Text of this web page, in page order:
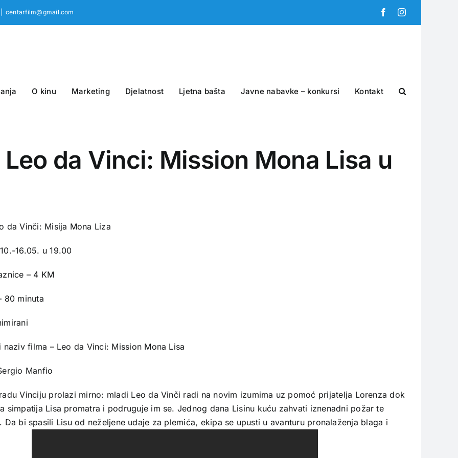
centarfilm@gmail.com FacebookInstagram
O kinu Marketing Djelatnost Ljetna bašta Javne nabavke – konkursi Kontakt
Leo da Vinci: Mission Mona Lisa u
da Vinči: Misija Mona Liza
16.05. u 19.00
– 4 KM
80 minuta
naziv filma – Leo da Vinci: Mission Mona Lisa
Manfio
Vinciju prolazi mirno: mladi Leo da Vinči radi na novim izumima uz pomoć prijatelja Lorenza dok
simpatija Lisa promatra i podruguje im se. Jednog dana Lisinu kuću zahvati iznenadni požar te
bi spasili Lisu od neželjene udaje za plemića, ekipa se upusti u avanturu pronalaženja blaga i